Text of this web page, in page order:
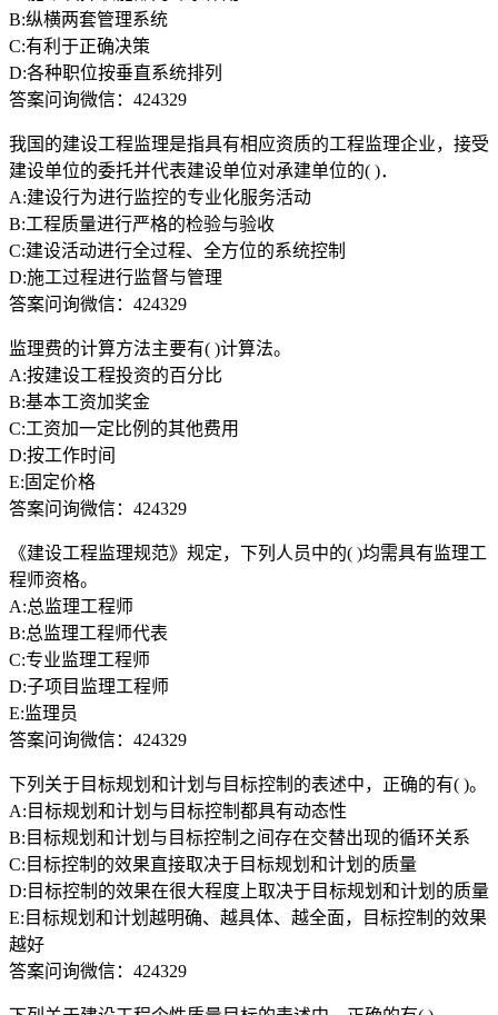
B:纵横两套管理系统
C:有利于正确决策
D:各种职位按垂直系统排列
答案问询微信：424329
我国的建设工程监理是指具有相应资质的工程监理企业，接受
建设单位的委托并代表建设单位对承建单位的( )．
A:建设行为进行监控的专业化服务活动
B:工程质量进行严格的检验与验收
C:建设活动进行全过程、全方位的系统控制
D:施工过程进行监督与管理
答案问询微信：424329
监理费的计算方法主要有( )计算法。
A:按建设工程投资的百分比
B:基本工资加奖金
C:工资加一定比例的其他费用
D:按工作时间
E:固定价格
答案问询微信：424329
《建设工程监理规范》规定，下列人员中的( )均需具有监理工
程师资格。
A:总监理工程师
B:总监理工程师代表
C:专业监理工程师
D:子项目监理工程师
E:监理员
答案问询微信：424329
下列关于目标规划和计划与目标控制的表述中，正确的有( )。
A:目标规划和计划与目标控制都具有动态性
B:目标规划和计划与目标控制之间存在交替出现的循环关系
C:目标控制的效果直接取决于目标规划和计划的质量
D:目标控制的效果在很大程度上取决于目标规划和计划的质量
E:目标规划和计划越明确、越具体、越全面，目标控制的效果
越好
答案问询微信：424329